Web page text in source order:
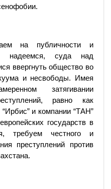
на публичности и
надеемся, суда над
ввергнуть общество во
и несвободы. Имея
затягивании
равно как
и компании “ТАН”
государств в
честного и
преступлений против